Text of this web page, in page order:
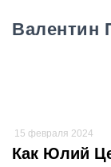
Валентин
15 февраля 2024
Как Юлий